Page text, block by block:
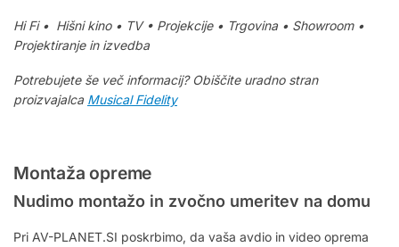
Hi Fi • Hišni kino • TV • Projekcije • Trgovina • Showroom •
Projektiranje in izvedba
Potrebujete še več informacij? Obiščite uradno stran
proizvajalca Musical Fidelity
Montaža opreme
Nudimo montažo in zvočno umeritev na domu
Pri AV-PLANET.SI poskrbimo, da vaša avdio in video oprema